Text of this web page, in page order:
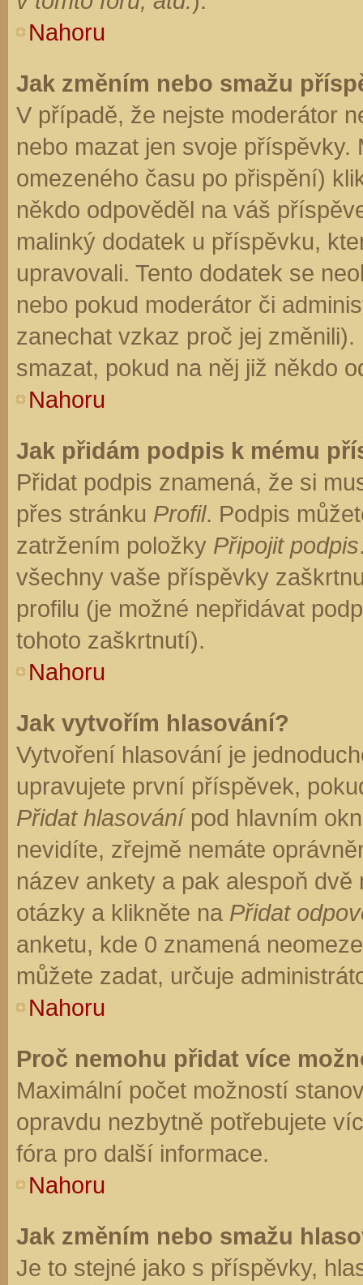
Nahoru
Jak změním nebo smažu
V případě, že nejste moderátor
nebo mazat jen svoje
omezeného času po přispění)
někdo odpověděl na váš
malinký dodatek u příspěvku,
upravovali. Tento dodatek se
nebo pokud moderátor či
zanechat vzkaz proč jej
smazat, pokud na něj již někdo
Nahoru
Jak přidám podpis k mému
Přidat podpis znamená, že si
přes stránku Profil. Podpis
zatržením položky Připojit podpis
všechny vaše příspěvky
profilu (je možné nepřidávat
tohoto zaškrtnutí).
Nahoru
Jak vytvořím hlasování?
Vytvoření hlasování je
upravujete první příspěvek,
Přidat hlasovánípod hlavním
nevidíte, zřejmě nemáte
název ankety a pak alespoň
otázky a klikněte na Přidat
anketu, kde 0 znamená
můžete zadat, určuje
Nahoru
Proč nemohu přidat více
Maximální počet možností
opravdu nezbytně potřebujete
fóra pro další informace.
Nahoru
Jak změním nebo smažu
Je to stejné jako s příspěvky,